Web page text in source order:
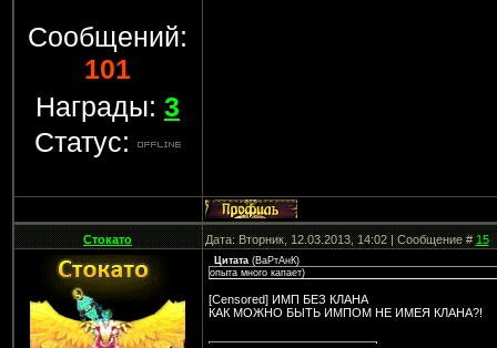
Сообщений:
101
Награды: 3
Статус:
Стокато Дата: Вторник, 12.03.2013, 14:02 | Сообщение #15
Цитата(ВаРтАнК)
опыта много капает)
[Censored] ИМП БЕЗ КЛАНА
КАК МОЖНО БЫТЬ ИМПОМ НЕ ИМЕЯ КЛАНА?!